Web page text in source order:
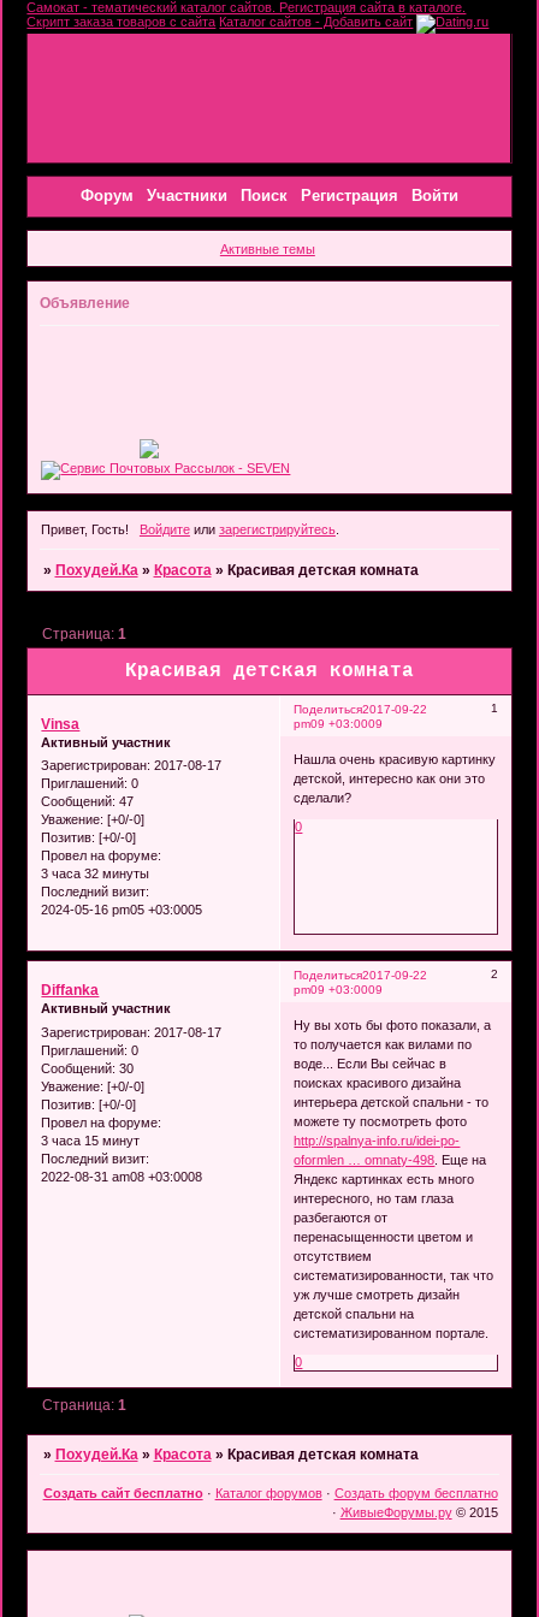
Самокат - тематический каталог сайтов. Регистрация сайта в каталоге.
Скрипт заказа товаров с сайта Каталог сайтов - Добавить сайт
Форум Участники Поиск Регистрация Войти
Активные темы
Объявление
Привет, Гость! Войдитеили зарегистрируйтесь.
» Похудей.Ка » Красота » Красивая детская комната
Красивая детская комната
Страница: 1
Поделиться 1
2017-09-22
pm09 +03:0009
Vinsa
Активный участник
Зарегистрирован: 2017-08-17
Приглашений: 0
Сообщений: 47
Уважение: [+0/-0]
Позитив: [+0/-0]
Провел на форуме:
3 часа 32 минуты
Последний визит:
2024-05-16 pm05 +03:0005
Нашла очень красивую картинку
детской, интересно как они это
сделали?
0
Поделиться 2
2017-09-22
pm09 +03:0009
Diffanka
Активный участник
Зарегистрирован: 2017-08-17
Приглашений: 0
Сообщений: 30
Уважение: [+0/-0]
Позитив: [+0/-0]
Провел на форуме:
3 часа 15 минут
Последний визит:
2022-08-31 am08 +03:0008
Ну вы хоть бы фото показали, а
то получается как вилами по
воде... Если Вы сейчас в
поисках красивого дизайна
интерьера детской спальни - то
можете ту посмотреть фото
http://spalnya-info.ru/idei-po-
oformlen … omnaty-498 . Еще на
Яндекс картинках есть много
интересного, но там глаза
разбегаются от
перенасыщенности цветом и
отсутствием
систематизированности, так что
уж лучше смотреть дизайн
детской спальни на
систематизированном портале.
0
Страница: 1
» Похудей.Ка » Красота » Красивая детская комната
Создать сайт бесплатно· Каталог форумов· Создать форум бесплатно
· ЖивыеФорумы.ру© 2015